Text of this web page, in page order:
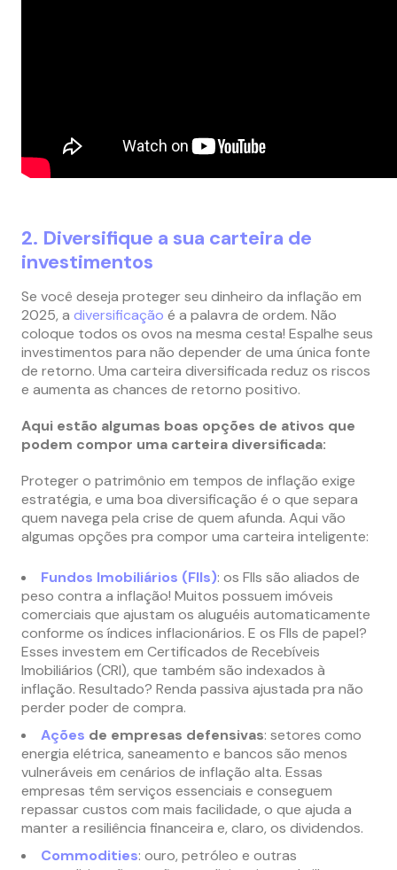
2. Diversifique a sua carteira de
investimentos
Se você deseja proteger seu dinheiro da inflação em
2025, a diversificação é a palavra de ordem. Não
coloque todos os ovos na mesma cesta! Espalhe seus
investimentos para não depender de uma única fonte
de retorno. Uma carteira diversificada reduz os riscos
e aumenta as chances de retorno positivo.
Aqui estão algumas boas opções de ativos que
podem compor uma carteira diversificada:
Proteger o patrimônio em tempos de inflação exige
estratégia, e uma boa diversificação é o que separa
quem navega pela crise de quem afunda. Aqui vão
algumas opções pra compor uma carteira inteligente:
Fundos Imobiliários (FIIs): os FIIs são aliados de
peso contra a inflação! Muitos possuem imóveis
comerciais que ajustam os aluguéis automaticamente
conforme os índices inflacionários. E os FIIs de papel?
Esses investem em Certificados de Recebíveis
Imobiliários (CRI), que também são indexados à
inflação. Resultado? Renda passiva ajustada pra não
perder poder de compra.
Ações de empresas defensivas: setores como
energia elétrica, saneamento e bancos são menos
vulneráveis em cenários de inflação alta. Essas
empresas têm serviços essenciais e conseguem
repassar custos com mais facilidade, o que ajuda a
manter a resiliência financeira e, claro, os dividendos.
Commodities: ouro, petróleo e outras